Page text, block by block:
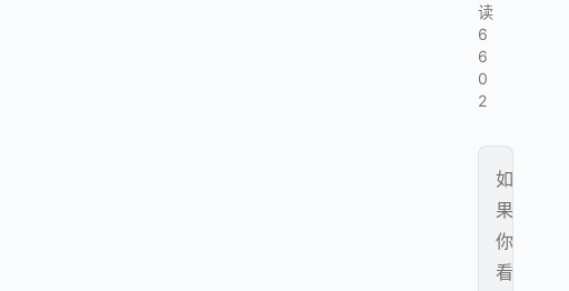
读
6
6
0
2
如
果
你
看